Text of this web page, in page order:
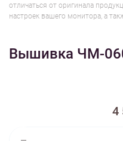
отличаться от оригинала
настроек вашего монитора, а
Вышивка ЧМ-
4